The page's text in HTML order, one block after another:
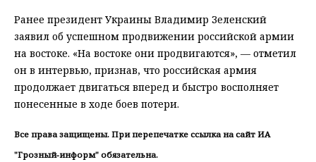
Ранее президент Украины Владимир Зеленский
заявил об успешном продвижении российской армии
на востоке. «На востоке они продвигаются», — отметил
он в интервью, признав, что российская армия
продолжает двигаться вперед и быстро восполняет
понесенные в ходе боев потери.
Все права защищены. При перепечатке ссылка на сайт ИА
"Грозный-информ" обязательна.